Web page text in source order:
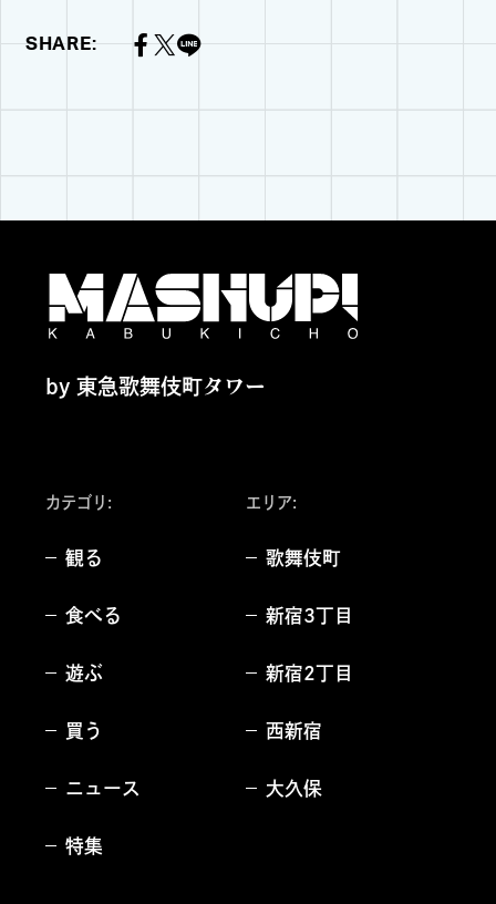
SHARE:
by 東急歌舞伎町タワー
カテゴリ:
観る
食べる
遊ぶ
買う
ニュース
特集
エリア:
歌舞伎町
新宿3丁目
新宿2丁目
西新宿
大久保